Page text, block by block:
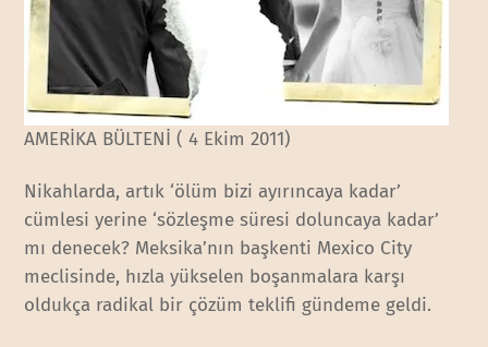
AMERİKA BÜLTENİ ( 4 Ekim 2011)
Nikahlarda, artık ‘ölüm bizi ayırıncaya kadar’
cümlesi yerine ‘sözleşme süresi doluncaya kadar’
mı denecek? Meksika’nın başkenti Mexico City
meclisinde, hızla yükselen boşanmalara karşı
oldukça radikal bir çözüm teklifi gündeme geldi.